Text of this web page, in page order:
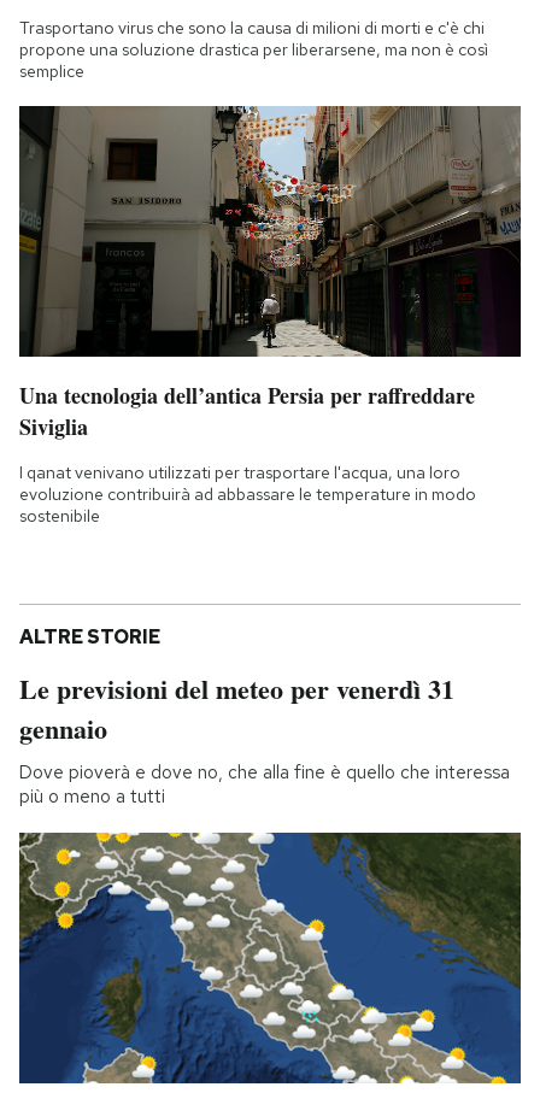
Trasportano virus che sono la causa di milioni di morti e c'è chi
propone una soluzione drastica per liberarsene, ma non è così
semplice
Una tecnologia dell’antica Persia per raffreddare
Siviglia
I qanat venivano utilizzati per trasportare l'acqua, una loro
evoluzione contribuirà ad abbassare le temperature in modo
sostenibile
ALTRE STORIE
Le previsioni del meteo per venerdì 31
gennaio
Dove pioverà e dove no, che alla fine è quello che interessa
più o meno a tutti